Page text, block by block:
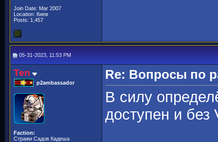
Join Date: Mar 2007
Location: Киев
Posts: 1,457
05-31-2023, 11:53 PM
Ten
p2ambassador
Faction:
Стражи Садов Кадеша
Re: Вопросы по
В силу
доступен и без